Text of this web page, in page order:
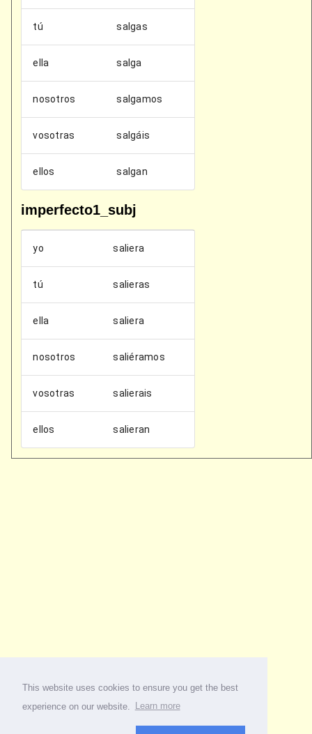
This website uses cookies to ensure you get the best
experience on our website.
Learn more